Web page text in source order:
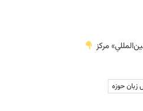
مرکز
زبان حوزه